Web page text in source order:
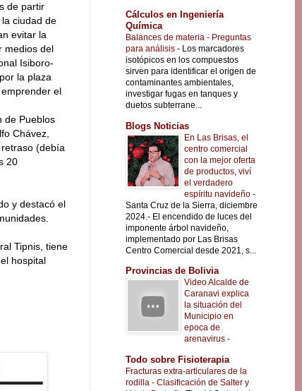
de partir
ciudad de
evitar la
medios del
Isiboro-
la plaza
el
de Pueblos
Chávez,
(debía
20
y destacó el
Tipnis, tiene
hospital
Cálculos en Ingeniería
Química
Balances de materia - Preguntas
para análisis - Los marcadores
isotópicos en los compuestos
sirven para identificar el origen de
contaminantes ambientales,
investigar fugas en tanques y
duetos subterrane...
Blogs Noticias
En Las Brisas, el
centro comercial
con la mejor oferta
de productos, viví
el verdadero
espíritu navideño -
Santa Cruz de la Sierra, diciembre
2024.- El encendido de luces del
imponente árbol navideño,
implementado por Las Brisas
Centro Comercial desde 2021, s...
Provincias de Bolivia
Video Alcalde de
Caranavi explica
la situación del
Municipio en
epoca de
arenavirus -
Todo sobre Fisioterapia
Fracturas extra-articulares de la
rodilla - Clasificación de Salter y